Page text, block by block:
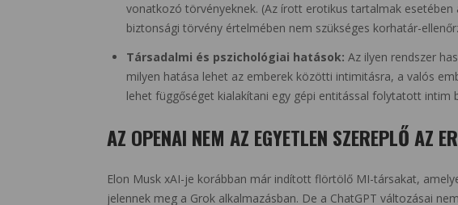
vonatkozó törvényeknek. (Az írott erotikus tartalmak esetében
biztonsági törvény értelmében nem szükséges korhatár-
Társadalmi és pszichológiai hatások: Az ilyen rendszer
milyen hatása lehet az emberek közötti intimitásra, a valós
lehet függőséget kialakítani egy gépi entitással folytatott intim
AZ OPENAI NEM AZ EGYETLEN SZEREPLŐ AZ
Elon Musk xAI-je korábban már indított flörtölő MI-társakat,
jelennek meg a Grok alkalmazásban. De a ChatGPT változásai